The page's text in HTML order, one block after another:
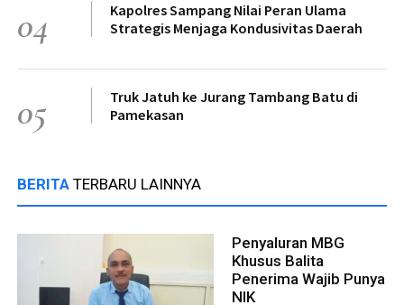
04
Kapolres Sampang Nilai Peran Ulama
Strategis Menjaga Kondusivitas Daerah
05
Truk Jatuh ke Jurang Tambang Batu di
Pamekasan
BERITA TERBARU LAINNYA
Penyaluran MBG
Khusus Balita
Penerima Wajib Punya
NIK